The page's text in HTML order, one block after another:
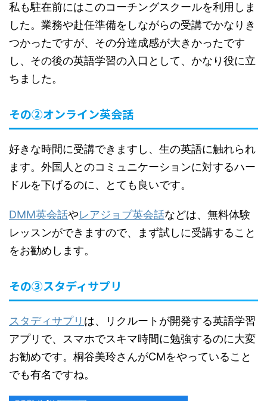
私も駐在前にはこのコーチングスクールを利用しま
した。業務や赴任準備をしながらの受講でかなりき
つかったですが、その分達成感が大きかったです
し、その後の英語学習の入口として、かなり役に立
ちました。
その②オンライン英会話
好きな時間に受講できますし、生の英語に触れられ
ます。外国人とのコミュニケーションに対するハー
ドルを下げるのに、とても良いです。
DMM英会話やレアジョブ英会話などは、無料体験
レッスンができますので、まず試しに受講すること
をお勧めします。
その③スタディサプリ
スタディサプリ は、リクルートが開発する英語学習
アプリで、スマホでスキマ時間に勉強するのに大変
お勧めです。桐谷美玲さんがCMをやっていること
でも有名ですね。